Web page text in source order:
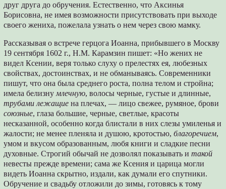
друг друга до обручения. Естественно, что Аксинья
Борисовна, не имея возможности присутствовать при выходе
своего жениха, пожелала узнать о нем через свою мамку.
Рассказывая о встрече герцога Иоанна, прибывшего в Москву
19 сентября 1602 г., Н.М. Карамзин пишет: «Но жених не
видел Ксении, веря только слуху о прелестях ея, любезных
свойствах, достоинствах, и не обманываясь. Современники
пишут, что она была среднего роста, полна телом и стройна;
имела белизну млечную, волосы черные, густые и длинные,
трубами лежащие на плечах, — лицо свежее, румяное, брови
союзные, глаза большие, черные, светлые, красоты
несказанной, особенно когда блистали в них слезы умиленья и
жалости; не менее пленяла и душою, кротостью,благоречием,
умом и вкусом образованным, любя книги и сладкие песни
духовные. Строгий обычай не дозволял показывать итакой
невесты прежде времени; сама же Ксения и царица могли
видеть Иоанна скрытно, издали, как думали его спутники.
Обручение и свадьбу отложили до зимы, готовясь к тому